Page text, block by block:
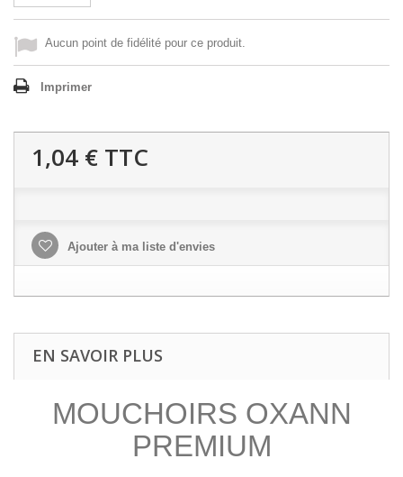
Aucun point de fidélité pour ce produit.
Imprimer
1,04 € TTC
Ajouter à ma liste d'envies
EN SAVOIR PLUS
MOUCHOIRS OXANN
PREMIUM